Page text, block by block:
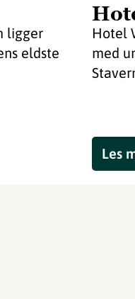
ligger
eldste
Hotel
med
Les